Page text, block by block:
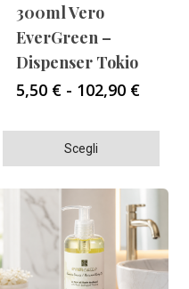
Scegli
prodotto
ha
varianti.
Le
300ml Vero
EverGreen –
Dispenser Tokio
5,50 € - 102,90 €Fascia
5,50 €
a